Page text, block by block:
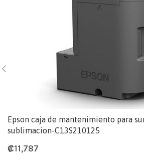
Epson caja de mantenimiento para
sublimacion-C13S210125
₡11,787